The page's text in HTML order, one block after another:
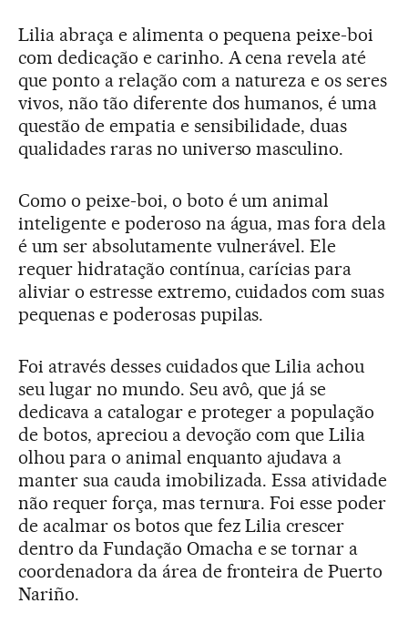
Lilia abraça e alimenta o pequena peixe-boi
com dedicação e carinho. A cena revela até
que ponto a relação com a natureza e os seres
vivos, não tão diferente dos humanos, é uma
questão de empatia e sensibilidade, duas
qualidades raras no universo masculino.
Como o peixe-boi, o boto é um animal
inteligente e poderoso na água, mas fora dela
é um ser absolutamente vulnerável. Ele
requer hidratação contínua, carícias para
aliviar o estresse extremo, cuidados com suas
pequenas e poderosas pupilas.
Foi através desses cuidados que Lilia achou
seu lugar no mundo. Seu avô, que já se
dedicava a catalogar e proteger a população
de botos, apreciou a devoção com que Lilia
olhou para o animal enquanto ajudava a
manter sua cauda imobilizada. Essa atividade
não requer força, mas ternura. Foi esse poder
de acalmar os botos que fez Lilia crescer
dentro da Fundação Omacha e se tornar a
coordenadora da área de fronteira de Puerto
Nariño.